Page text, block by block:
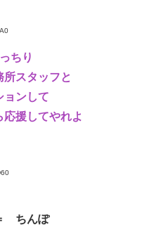
ちり
所スタッフと
ョンして
援してやれよ
ちんぽ